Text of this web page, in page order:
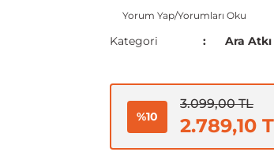
Yorum Yap/Yorumları Oku
Kategori Ara Atkı
%10
3.099,00 TL
2.789,10